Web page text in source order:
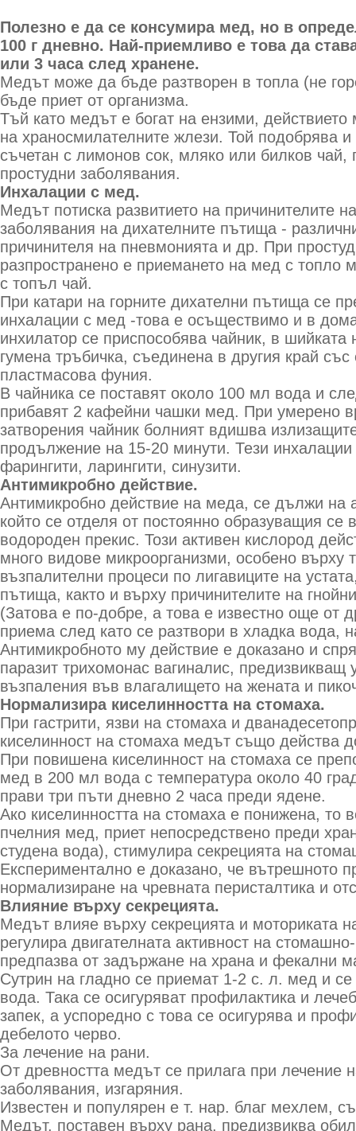
Полезно е да се консумира мед, но в
100 г дневно. Най-приемливо е това да
или 3 часа след хранене.
Медът може да бъде разтворен в топла (не
бъде приет от организма.
Тъй като медът е богат на ензими,
на храносмилателните жлези. Той подобрява
съчетан с лимонов сок, мляко или билков
простудни заболявания.
Инхалации с мед.
Медът потиска развитието на причинителите
заболявания на дихателните пътища -
причинителя на пневмонията и др. При
разпространено е приемането на мед с топло
с топъл чай.
При катари на горните дихателни пътища се
инхалации с мед -това е осъществимо и в
инхилатор се приспособява чайник, в шийката
гумена тръбичка, съединена в другия край
пластмасова фуния.
В чайника се поставят около 100 мл вода и
прибавят 2 кафейни чашки мед. При умерено
затворения чайник болният вдишва
продължение на 15-20 минути. Тези инхалации
фарингити, ларингити, синузити.
Антимикробно действие.
Антимикробно действие на меда, се дължи на
който се отделя от постоянно образуващия се
водороден прекис. Този активен кислород
много видове микроорганизми, особено върху
възпалителни процеси по лигавиците на
пътища, както и върху причинителите на
(Затова е по-добре, а това е известно още от
приема след като се разтвори в хладка вода,
Антимикробното му действие е доказано и
паразит трихомонас вагиналис, предизвикващ
възпаления във влагалището на жената и
Нормализира киселинността на стомаха.
При гастрити, язви на стомаха и
киселинност на стомаха медът също действа
При повишена киселинност на стомаха се
мед в 200 мл вода с температура около 40
прави три пъти дневно 2 часа преди ядене.
Ако киселинността на стомаха е понижена, то
пчелния мед, приет непосредствено преди
студена вода), стимулира секрецията на
Експериментално е доказано, че вътрешното
нормализиране на чревната перисталтика и
Влияние върху секрецията.
Медът влияе върху секрецията и моториката
регулира двигателната активност на
предпазва от задържане на храна и фекални
Сутрин на гладно се приемат 1-2 с. л. мед и
вода. Така се осигуряват профилактика и
запек, а успоредно с това се осигурява и
дебелото черво.
За лечение на рани.
От древността медът се прилага при лечение
заболявания, изгаряния.
Известен и популярен е т. нар. благ мехлем,
Медът, поставен върху рана, предизвиква